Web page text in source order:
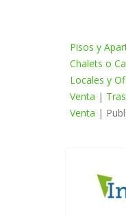
Pisos y
Chalets o
Locales y
Venta |
Venta |